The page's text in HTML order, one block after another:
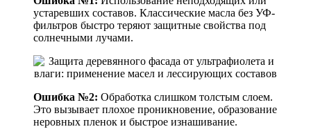
устаревших составов. Классические масла без УФ-
фильтров быстро теряют защитные свойства под
солнечными лучами.
Ошибка №2: Обработка слишком толстым слоем.
Это вызывает плохое проникновение, образование
неровных пленок и быстрое изнашивание.